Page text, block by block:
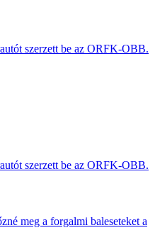
szerzett be az ORFK-OBB.
szerzett be az ORFK-OBB.
meg a forgalmi baleseteket a